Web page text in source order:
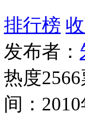
排行榜
发布者：
热度
间：